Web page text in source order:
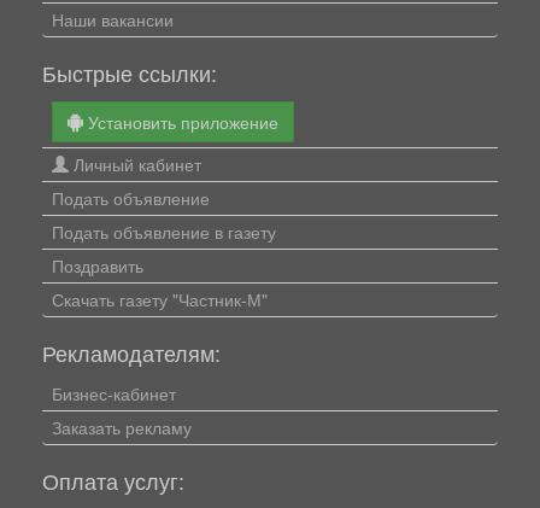
Наши вакансии
Быстрые ссылки:
Установить приложение
Личный кабинет
Подать объявление
Подать объявление в газету
Поздравить
Скачать газету "Частник-М"
Рекламодателям:
Бизнес-кабинет
Заказать рекламу
Оплата услуг: